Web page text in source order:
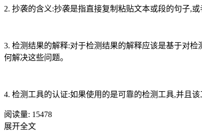
2. 抄袭的含义:抄袭是指直接复制粘贴文本或段的句子,
3. 检测结果的解释:对于检测结果的解释应该是基于对
何解决这些问题。
4. 检测工具的认证:如果使用的是可靠的检测工具,并且
阅读量: 15478
展开全文